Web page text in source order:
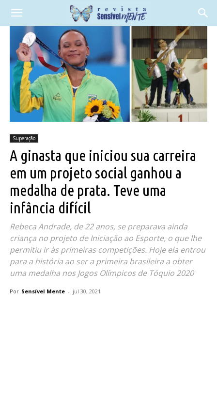
Superação
A ginasta que iniciou sua carreira
em um projeto social ganhou a
medalha de prata. Teve uma
infância difícil
Rebeca Andrade, de 22 anos, se preparava ainda
criança no projeto de Iniciação ao Esporte, o que lhe
permitiu ir às primeiras competições. Hoje ela entrou
para a história ao ser a primeira brasileira a obter
uma medalha nos Jogos Olímpicos de Tóquio 2020
Por Sensível Mente - jul 30, 2021